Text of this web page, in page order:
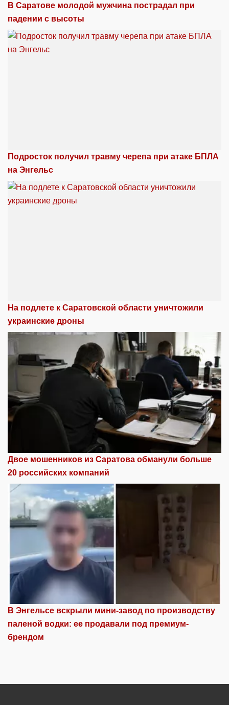
В Саратове молодой мужчина пострадал при
падении с высоты
Подросток получил травму черепа при атаке БПЛА
на Энгельс
На подлете к Саратовской области уничтожили
украинские дроны
Двое мошенников из Саратова обманули больше
20 российских компаний
В Энгельсе вскрыли мини-завод по производству
паленой водки: ее продавали под премиум-
брендом